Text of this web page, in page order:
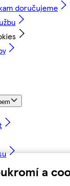
a
doručujeme